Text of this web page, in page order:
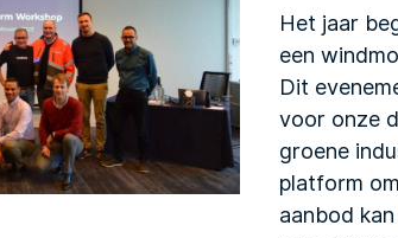
Het jaar
een
Dit
voor onze
groene
platform
aanbod